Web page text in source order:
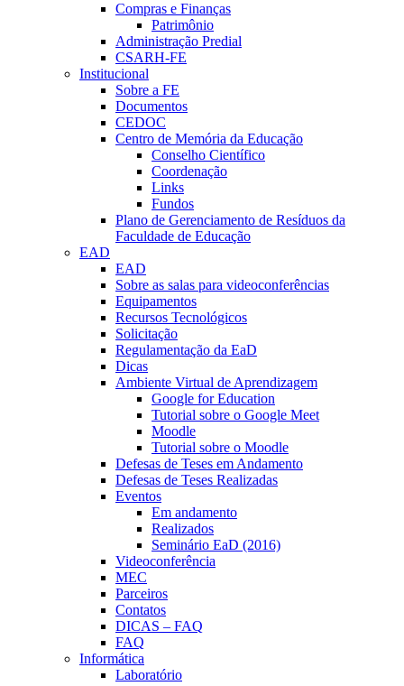
Compras e Finanças
Patrimônio
Administração Predial
CSARH-FE
Institucional
Sobre a FE
Documentos
CEDOC
Centro de Memória da Educação
Conselho Científico
Coordenação
Links
Fundos
Plano de Gerenciamento de Resíduos da
Faculdade de Educação
EAD
EAD
Sobre as salas para videoconferências
Equipamentos
Recursos Tecnológicos
Solicitação
Regulamentação da EaD
Dicas
Ambiente Virtual de Aprendizagem
Google for Education
Tutorial sobre o Google Meet
Moodle
Tutorial sobre o Moodle
Defesas de Teses em Andamento
Defesas de Teses Realizadas
Eventos
Em andamento
Realizados
Seminário EaD (2016)
Videoconferência
MEC
Parceiros
Contatos
DICAS – FAQ
FAQ
Informática
Laboratório